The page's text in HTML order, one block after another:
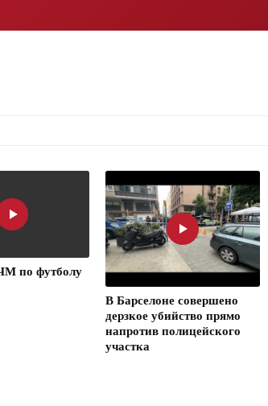
по футболу
В Барселоне совершено
дерзкое убийство прямо
напротив полицейского
участка